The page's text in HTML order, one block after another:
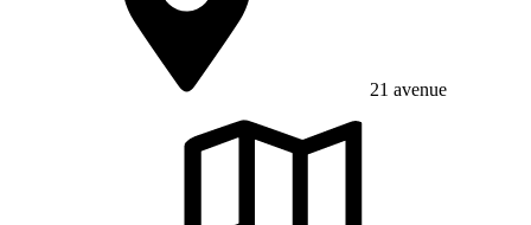
21 avenue